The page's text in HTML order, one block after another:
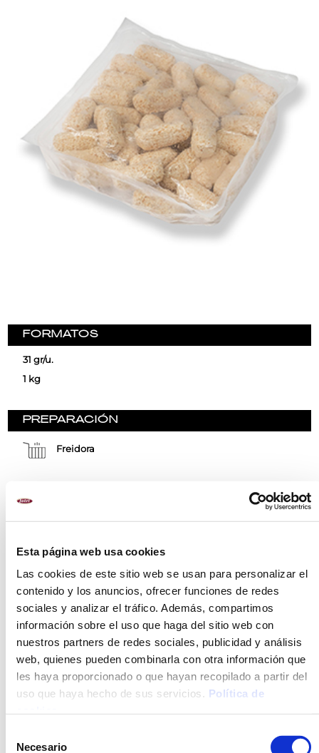
Esta página web usa cookies
Las cookies de este sitio web se usan para personalizar el
contenido y los anuncios, ofrecer funciones de redes
sociales y analizar el tráfico. Además, compartimos
información sobre el uso que haga del sitio web con
nuestros partners de redes sociales, publicidad y análisis
web, quienes pueden combinarla con otra información que
les haya proporcionado o que hayan recopilado a partir del
uso que haya hecho de sus servicios. Política de
Necesario
FORMATOS
31 gr/u.
1 kg
PREPARACIÓN
Freidora
Leche y sus derivados (incluida la lactosa)
Crustáceos y productos a base de crustáceos
Apio y productos derivados
Moluscos y productos a base de moluscos
Cereales que contengan gluten y productos derivados.
Pescado i productos a base de pescado
DESCRIPCIÓN
INGREDIENTES
MÉTODO DE PREPARACIÓN